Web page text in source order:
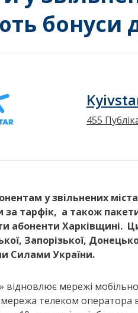
бонуси
455
у звільнених
за тарфік, а також
абоненти Харківщині.
Запорізької,
Силами України.
відновлює мережі
мережа телеком